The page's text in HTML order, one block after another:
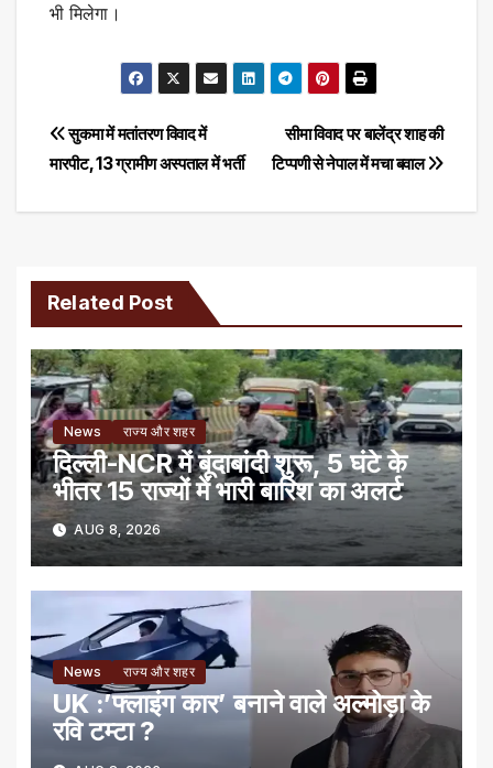
भी मिलेगा।
Post
navigation
सीमा विवाद पर बालेंद्र शाह की
टिप्पणी से नेपाल में मचा बवाल
सुकमा में मतांतरण विवाद में
मारपीट, 13 ग्रामीण अस्पताल में भर्ती
Related Post
News राज्य और शहर
दिल्ली-NCR में बूंदाबांदी शुरू, 5 घंटे के
भीतर 15 राज्यों में भारी बारिश का अलर्ट
AUG 8, 2026
News राज्य और शहर
UK :’फ्लाइंग कार’ बनाने वाले अल्मोड़ा के
रवि टम्टा ?